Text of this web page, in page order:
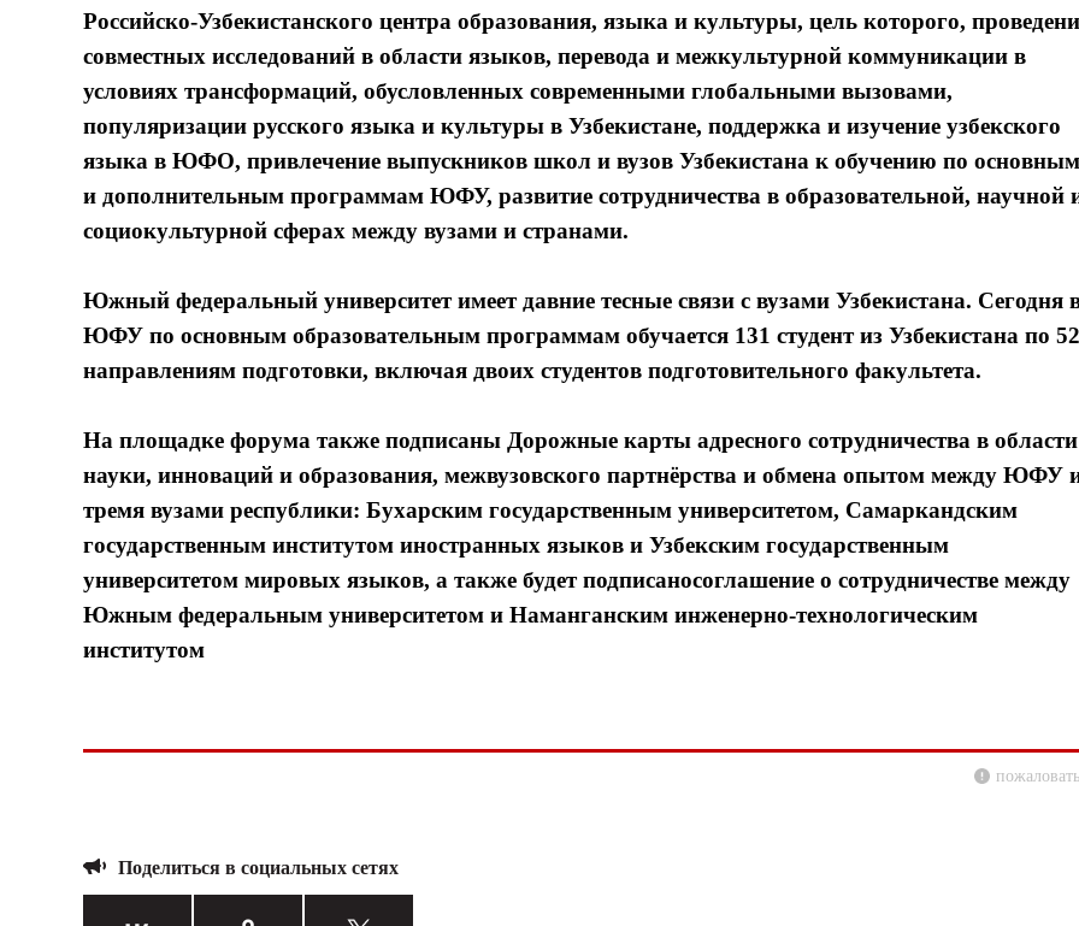
Российско-Узбекистанского центра образования, языка и культуры, цель которого,
совместных исследований в области языков, перевода и межкультурной коммуникации в
условиях трансформаций, обусловленных современными глобальными вызовами,
популяризации русского языка и культуры в Узбекистане, поддержка и изучение узбекского
языка в ЮФО, привлечение выпускников школ и вузов Узбекистана к обучению по основным
и дополнительным программам ЮФУ, развитие сотрудничества в образовательной, научной
социокультурной сферах между вузами и странами.
Южный федеральный университет имеет давние тесные связи с вузами Узбекистана. Сегодня
ЮФУ по основным образовательным программам обучается 131 студент из Узбекистана по 52
направлениям подготовки, включая двоих студентов подготовительного факультета.
На площадке форума также подписаны Дорожные карты адресного сотрудничества в области
науки, инноваций и образования, межвузовского партнёрства и обмена опытом между ЮФУ
тремя вузами республики: Бухарским государственным университетом, Самаркандским
государственным институтом иностранных языков и Узбекским государственным
университетом мировых языков, а также будет подписаносоглашение о сотрудничестве между
Южным федеральным университетом и Наманганским инженерно-технологическим
институтом
Поделиться в социальных сетях